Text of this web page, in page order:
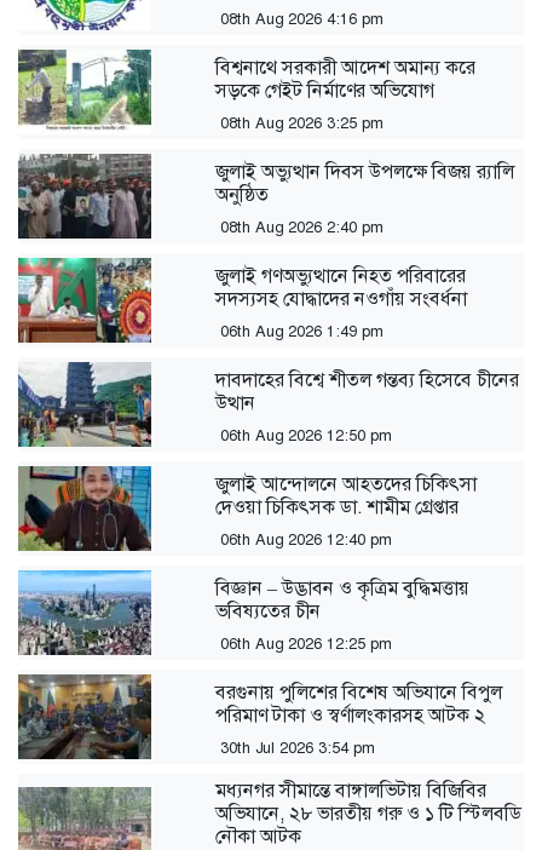
08th Aug 2026 4:16 pm
বিশ্বনাথে সরকারী আদেশ অমান্য করে
সড়কে গেইট নির্মাণের অভিযোগ
08th Aug 2026 3:25 pm
জুলাই অভ্যুত্থান দিবস উপলক্ষে বিজয় র‍্যালি
অনুষ্ঠিত
08th Aug 2026 2:40 pm
জুলাই গণঅভ্যুত্থানে নিহত পরিবারের
সদস্যসহ যোদ্ধাদের নওগাঁয় সংবর্ধনা
06th Aug 2026 1:49 pm
দাবদাহের বিশ্বে শীতল গন্তব্য হিসেবে চীনের
উত্থান
06th Aug 2026 12:50 pm
জুলাই আন্দোলনে আহতদের চিকিৎসা
দেওয়া চিকিৎসক ডা. শামীম গ্রেপ্তার
06th Aug 2026 12:40 pm
বিজ্ঞান – উদ্ভাবন ও কৃত্রিম বুদ্ধিমত্তায়
ভবিষ্যতের চীন
06th Aug 2026 12:25 pm
বরগুনায় পুলিশের বিশেষ অভিযানে বিপুল
পরিমাণ টাকা ও স্বর্ণালংকারসহ আটক ২
30th Jul 2026 3:54 pm
মধ্যনগর সীমান্তে বাঙ্গালভিটায় বিজিবির
অভিযানে, ২৮ ভারতীয় গরু ও ১ টি স্টিলবডি
নৌকা আটক